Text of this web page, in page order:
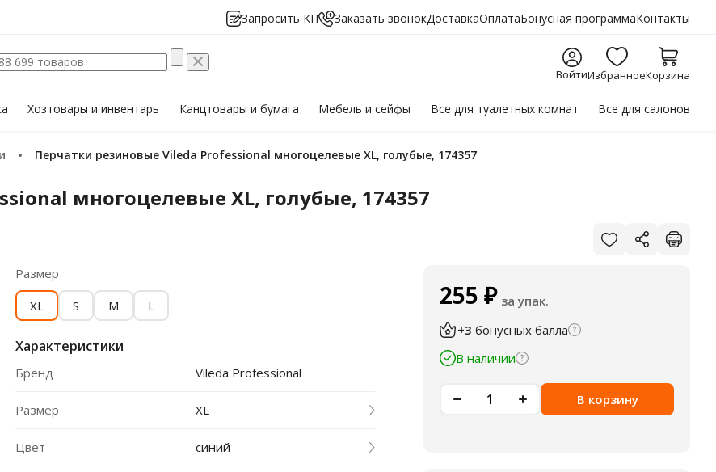
Запросить КП Заказать звонокДоставкаОплатаБонусная программаКонтакты
ВойтиИзбранноеКорзина
Хозтоварыи инвентарь Канцтовары и бумага Мебельи сейфы Все для туалетных комнат Все для салонов
Перчатки резиновые Vileda Professional многоцелевые XL, голубые, 174357
многоцелевые XL, голубые, 174357
Размер
XL
S M L
Характеристики
Бренд Vileda Professional
Размер XL
Цвет синий
255 ₽ за упак.
+3 бонусных балла
В наличии
В корзину